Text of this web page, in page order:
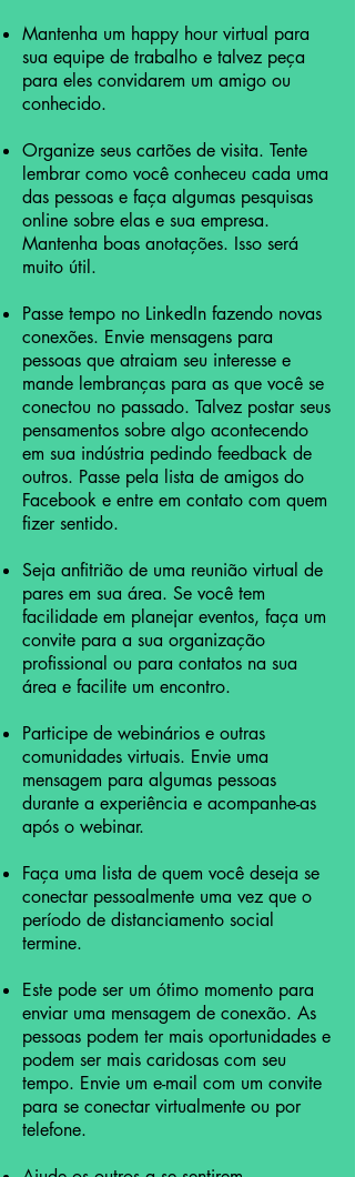
Mantenha um happy hour virtual para
sua equipe de trabalho e talvez peça
para eles convidarem um amigo ou
conhecido.
Organize seus cartões de visita. Tente
lembrar como você conheceu cada uma
das pessoas e faça algumas pesquisas
online sobre elas e sua empresa.
Mantenha boas anotações. Isso será
muito útil.
Passe tempo no LinkedIn fazendo novas
conexões. Envie mensagens para
pessoas que atraiam seu interesse e
mande lembranças para as que você se
conectou no passado. Talvez postar seus
pensamentos sobre algo acontecendo
em sua indústria pedindo feedback de
outros. Passe pela lista de amigos do
Facebook e entre em contato com quem
fizer sentido.
Seja anfitrião de uma reunião virtual de
pares em sua área. Se você tem
facilidade em planejar eventos, faça um
convite para a sua organização
profissional ou para contatos na sua
área e facilite um encontro.
Participe de webinários e outras
comunidades virtuais. Envie uma
mensagem para algumas pessoas
durante a experiência e acompanhe-as
após o webinar.
Faça uma lista de quem você deseja se
conectar pessoalmente uma vez que o
período de distanciamento social
termine.
Este pode ser um ótimo momento para
enviar uma mensagem de conexão. As
pessoas podem ter mais oportunidades e
podem ser mais caridosas com seu
tempo. Envie um e-mail com um convite
para se conectar virtualmente ou por
telefone.